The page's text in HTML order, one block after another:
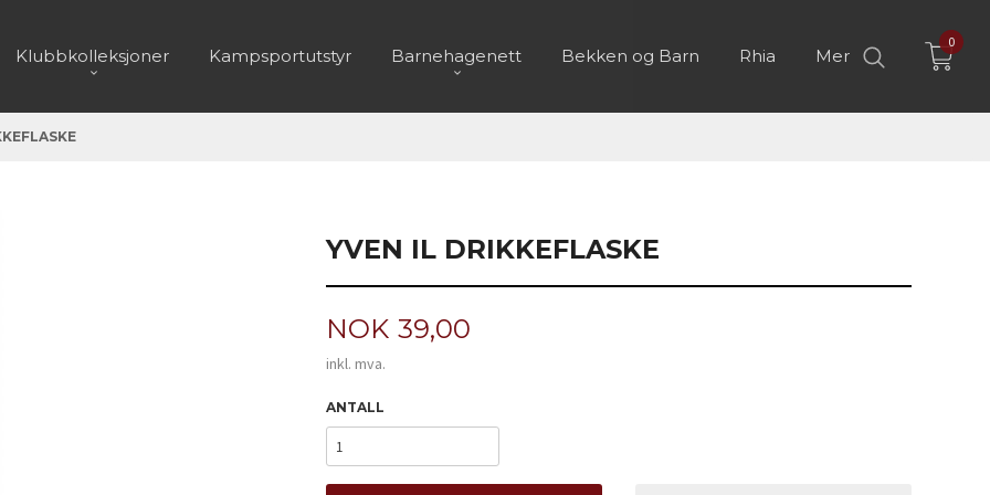
Klubbkolleksjoner Kampsportutstyr Barnehagenett Bekken og Barn Rhia Mer
0
YVEN IL DRIKKEFLASKE
Pris
NOK 39,00
inkl. mva.
ANTALL